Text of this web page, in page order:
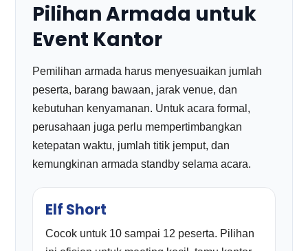
Pilihan Armada untuk
Event Kantor
Pemilihan armada harus menyesuaikan jumlah
peserta, barang bawaan, jarak venue, dan
kebutuhan kenyamanan. Untuk acara formal,
perusahaan juga perlu mempertimbangkan
ketepatan waktu, jumlah titik jemput, dan
kemungkinan armada standby selama acara.
Elf Short
Cocok untuk 10 sampai 12 peserta. Pilihan